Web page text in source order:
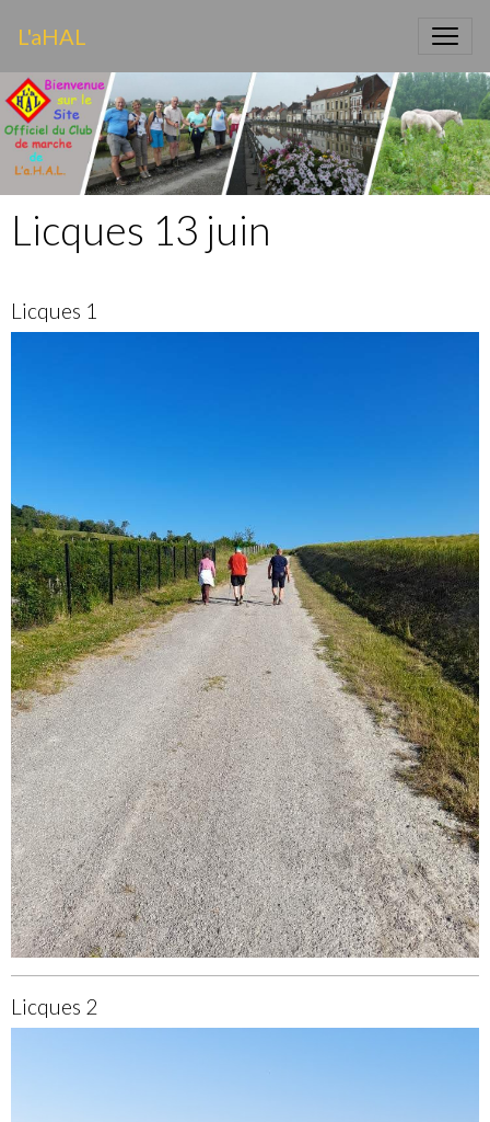
L'aHAL
Licques 13 juin
Licques 1
Licques 2